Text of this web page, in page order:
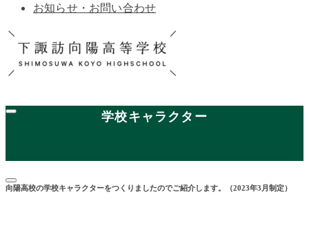
お知らせ・お問い合わせ
学校キャラクター
向陽高校の学校キャラクターをつくりましたのでご紹介します。 （2023年3月制定）